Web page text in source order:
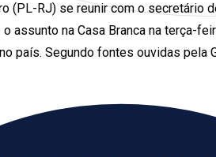
(PL-RJ) se reunir com o secretário
assunto na Casa Branca na terça-
país. Segundo fontes ouvidas